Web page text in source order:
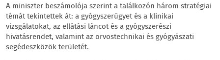
A miniszter beszámolója szerint a találkozón három stratégiai
témát tekintettek át: a gyógyszerügyet és a klinikai
vizsgálatokat, az ellátási láncot és a gyógyszerészi
hivatásrendet, valamint az orvostechnikai és gyógyászati
segédeszközök területét.